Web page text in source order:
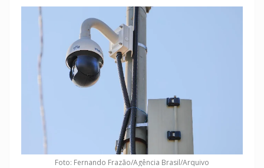
Foto: Fernando Frazão/Agência Brasil/Arquivo